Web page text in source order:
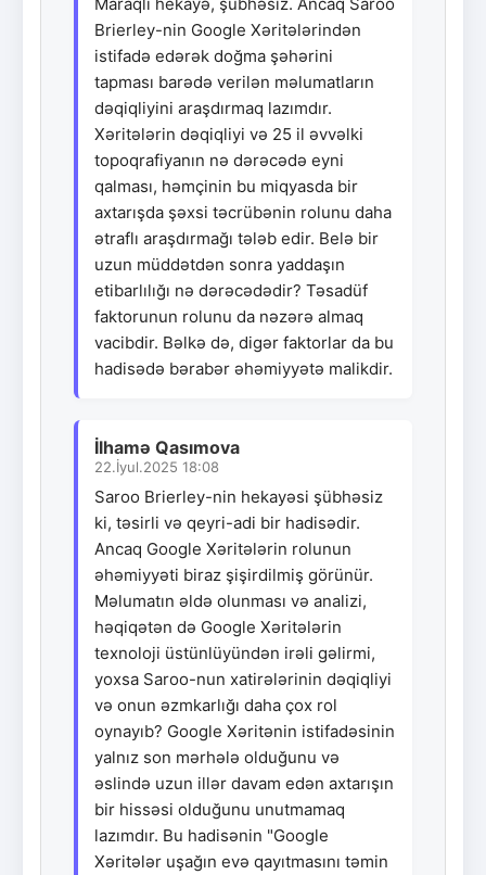
Brierley-nin Google Xəritələrindən
istifadə edərək doğma şəhərini
tapması barədə verilən məlumatların
dəqiqliyini araşdırmaq lazımdır.
Xəritələrin dəqiqliyi və 25 il əvvəlki
topoqrafiyanın nə dərəcədə eyni
qalması, həmçinin bu miqyasda bir
axtarışda şəxsi təcrübənin rolunu daha
ətraflı araşdırmağı tələb edir. Belə bir
uzun müddətdən sonra yaddaşın
etibarlılığı nə dərəcədədir? Təsadüf
faktorunun rolunu da nəzərə almaq
vacibdir. Bəlkə də, digər faktorlar da bu
hadisədə bərabər əhəmiyyətə malikdir.
İlhamə Qasımova
22.İyul.2025 18:08
Saroo Brierley-nin hekayəsi şübhəsiz
ki, təsirli və qeyri-adi bir hadisədir.
Ancaq Google Xəritələrin rolunun
əhəmiyyəti biraz şişirdilmiş görünür.
Məlumatın əldə olunması və analizi,
həqiqətən də Google Xəritələrin
texnoloji üstünlüyündən irəli gəlirmi,
yoxsa Saroo-nun xatirələrinin dəqiqliyi
və onun əzmkarlığı daha çox rol
oynayıb? Google Xəritənin istifadəsinin
yalnız son mərhələ olduğunu və
əslində uzun illər davam edən axtarışın
bir hissəsi olduğunu unutmamaq
lazımdır. Bu hadisənin "Google
Xəritələr uşağın evə qayıtmasını təmin